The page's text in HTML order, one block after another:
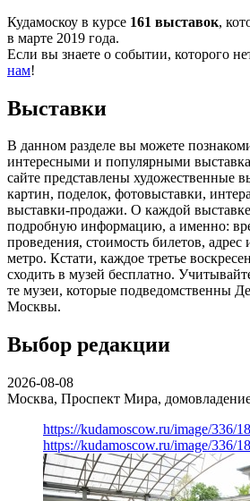
Кудамоскоу в курсе 161 выставок,
в марте 2019 года.
Если вы знаете о событии, которого
нам!
Выставки
В данном разделе вы можете
интересными и популярными
сайте представлены художественные
картин, поделок, фотовыставки,
выставки-продажи. О каждой
подробную информацию, а именно:
проведения, стоимость билетов,
метро. Кстати, каждое третье
сходить в музей бесплатно.
те музеи, которые подведомственны
Москвы.
Выбор редакции
2026-08-08
Москва, Проспект Мира,
https://kudamoscow.ru/image/336/
https://kudamoscow.ru/image/336/